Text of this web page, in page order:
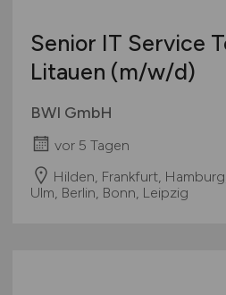
Senior IT Service
Litauen (m/w/d)
BWI GmbH
vor 5 Tagen
Hilden, Frankfurt,
Ulm, Berlin, Bonn, Leipzig